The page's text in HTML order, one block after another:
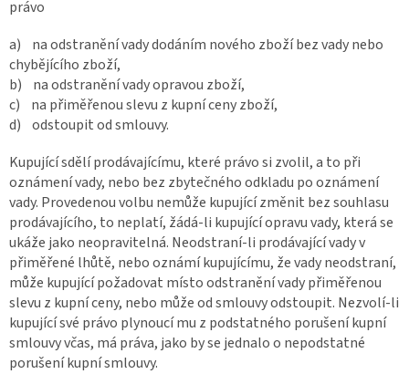
právo
a) na odstranění vady dodáním nového zboží bez vady nebo
chybějícího zboží,
b) na odstranění vady opravou zboží,
c) na přiměřenou slevu z kupní ceny zboží,
d) odstoupit od smlouvy.
Kupující sdělí prodávajícímu, které právo si zvolil, a to při
oznámení vady, nebo bez zbytečného odkladu po oznámení
vady. Provedenou volbu nemůže kupující změnit bez souhlasu
prodávajícího, to neplatí, žádá-li kupující opravu vady, která se
ukáže jako neopravitelná. Neodstraní-li prodávající vady v
přiměřené lhůtě, nebo oznámí kupujícímu, že vady neodstraní,
může kupující požadovat místo odstranění vady přiměřenou
slevu z kupní ceny, nebo může od smlouvy odstoupit. Nezvolí-li
kupující své právo plynoucí mu z podstatného porušení kupní
smlouvy včas, má práva, jako by se jednalo o nepodstatné
porušení kupní smlouvy.